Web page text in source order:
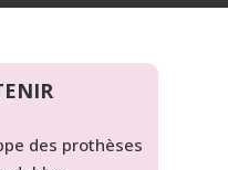
des prothèses